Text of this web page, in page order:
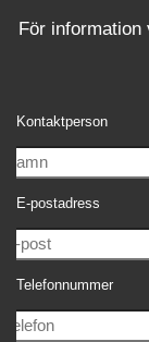
För
Kontaktperson
E-postadress
Telefonnummer